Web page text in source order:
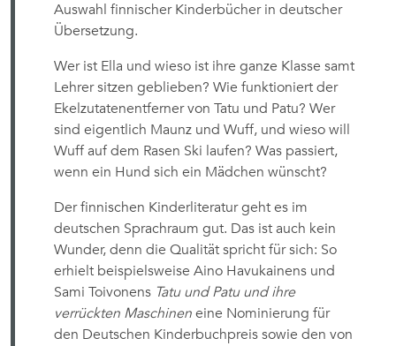
Auswahl finnischer Kinderbücher in deutscher
Übersetzung.
Wer ist Ella und wieso ist ihre ganze Klasse samt
Lehrer sitzen geblieben? Wie funktioniert der
Ekelzutatenentferner von Tatu und Patu? Wer
sind eigentlich Maunz und Wuff, und wieso will
Wuff auf dem Rasen Ski laufen? Was passiert,
wenn ein Hund sich ein Mädchen wünscht?
Der finnischen Kinderliteratur geht es im
deutschen Sprachraum gut. Das ist auch kein
Wunder, denn die Qualität spricht für sich: So
erhielt beispielsweise Aino Havukainens und
Sami Toivonens Tatu und Patu und ihre
verrückten Maschinen eine Nominierung für
den Deutschen Kinderbuchpreis sowie den von